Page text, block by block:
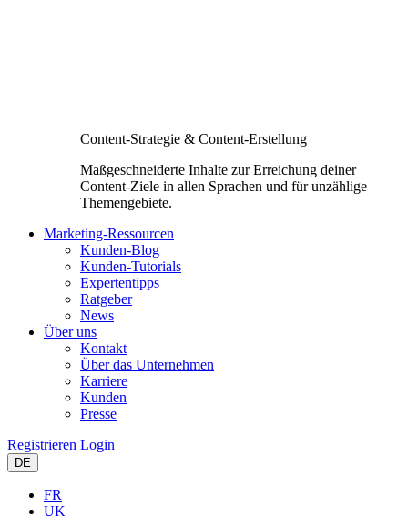
Content-Strategie & Content-Erstellung
Maßgeschneiderte Inhalte zur Erreichung deiner
Content-Ziele in allen Sprachen und für unzählige
Themengebiete.
Marketing-Ressourcen
Kunden-Blog
Kunden-Tutorials
Expertentipps
Ratgeber
News
Über uns
Kontakt
Über das Unternehmen
Karriere
Kunden
Presse
Registrieren Login
DE
FR
UK